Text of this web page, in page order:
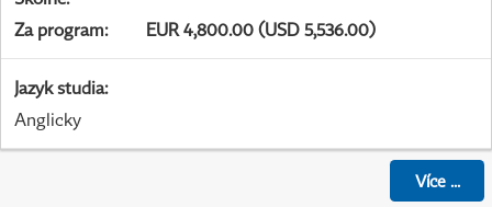
Za program: EUR 4,800.00 (USD 5,536.00)
Jazyk studia:
Anglicky
Více...